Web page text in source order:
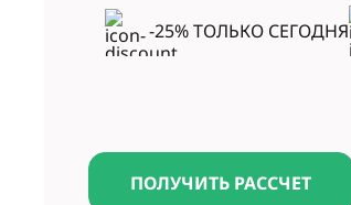
-25% ТОЛЬКО СЕГОДНЯ
ПОЛУЧИТЬ РАССЧЕТ